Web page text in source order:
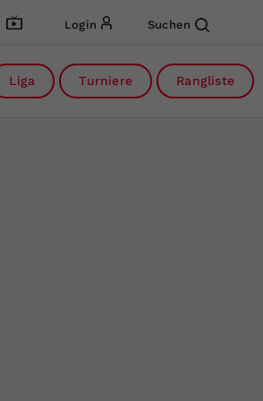
Login Suchen
Liga Turniere Rangliste